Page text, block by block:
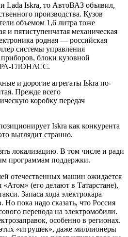
Lada Iskra, то АвтоВАЗ объявил,
производства. Кузов
объемом 1,6 литра тоже
и пятиступенчатая механическая
родная — российская
системы управления
блоки кузовной
ГЛОНАСС.
и дорогие агрегаты Iskra по-
Прежде всего
коробку передач
Iskra как конкурента
выглядит странно.
локализацию. В том числе и ради
программам поддержки.
отечественных машин ожидается
(его делают в Татарстане),
Запаса хода электрокара
Но пока надо сказать, что Россия
перевода на электромобили.
особенно в регионах.
«игрушек», даже миллионеры